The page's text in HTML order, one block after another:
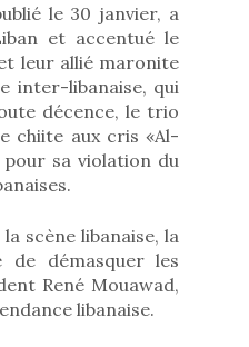
le 30 janvier, a
et accentué le
leur allié maronite
inter-libanaise, qui
décence, le trio
chiite aux cris «Al-
sa violation du
scène libanaise, la
de démasquer les
René Mouawad,
libanaise.